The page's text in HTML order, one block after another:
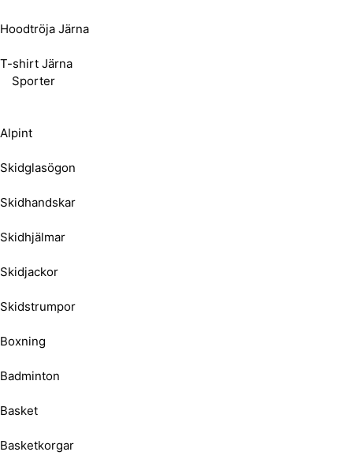
Hoodtröja Järna
T-shirt Järna
Sporter
Alpint
Skidglasögon
Skidhandskar
Skidhjälmar
Skidjackor
Skidstrumpor
Boxning
Badminton
Basket
Basketkorgar